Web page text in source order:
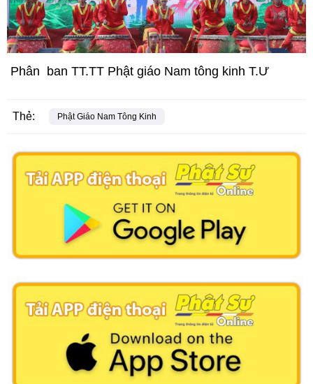
Phân ban TT.TT Phật giáo Nam tông kinh T.Ư
Thẻ: Phật Giáo Nam Tông Kinh